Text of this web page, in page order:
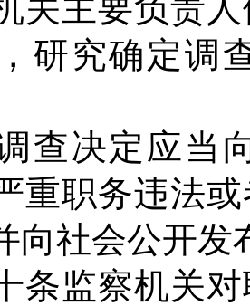
主要负责人
研究确定调
决定应当向
重职务违法
向社会公开发
监察机关对